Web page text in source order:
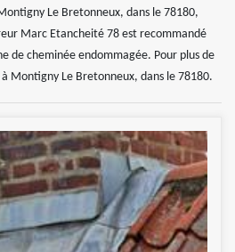
Le Bretonneux, dans le 78180,
Marc Etancheité 78 est recommandé
de cheminée endommagée. Pour plus de
Montigny Le Bretonneux, dans le 78180.